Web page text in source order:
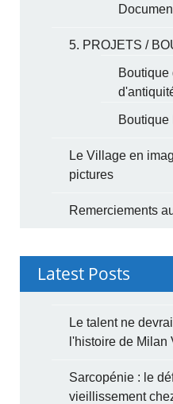
5. PROJETS /
Boutique
Boutique
Le Village en
pictures
Remerciements
Latest Posts
Le talent ne
l'histoire de
Sarcopénie : le
vieillissement